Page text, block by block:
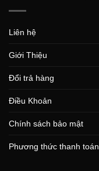
Liên hệ
Giới Thiệu
Đổi trả hàng
Điều Khoản
Chính sách bảo mật
Phương thức thanh toán